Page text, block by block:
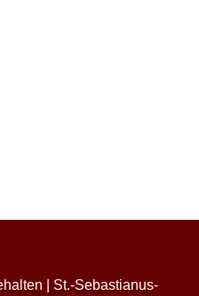
| St.-Sebastianus-